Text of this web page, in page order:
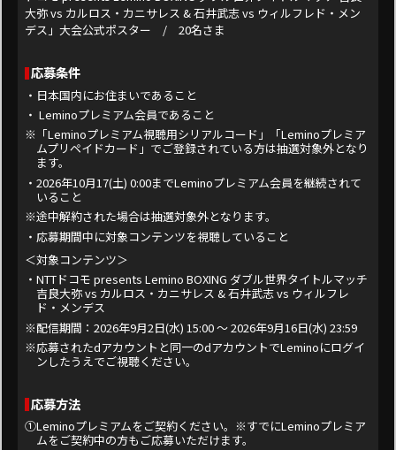
大弥 vs カルロス・カニサレス & 石井武志 vs ウィルフレド・メン
デス」大会公式ポスター / 20名さま
応募条件
・日本国内にお住まいであること
・ Leminoプレミアム会員であること
※「Leminoプレミアム視聴用シリアルコード」「Leminoプレミア
ムプリペイドカード」でご登録されている方は抽選対象外となり
ます。
・2026年10月17(土) 0:00までLeminoプレミアム会員を継続されて
いること
※途中解約された場合は抽選対象外となります。
・応募期間中に対象コンテンツを視聴していること
＜対象コンテンツ＞
・NTTドコモ presents Lemino BOXING ダブル世界タイトルマッチ
吉良大弥 vs カルロス・カニサレス & 石井武志 vs ウィルフレ
ド・メンデス
※配信期間：2026年9月2日(水) 15:00 ～ 2026年9月16日(水) 23:59
※応募されたdアカウントと同一のdアカウントでLeminoにログイ
ンしたうえでご視聴ください。
応募方法
①Leminoプレミアムをご契約ください。※すでにLeminoプレミア
ムをご契約中の方もご応募いただけます。